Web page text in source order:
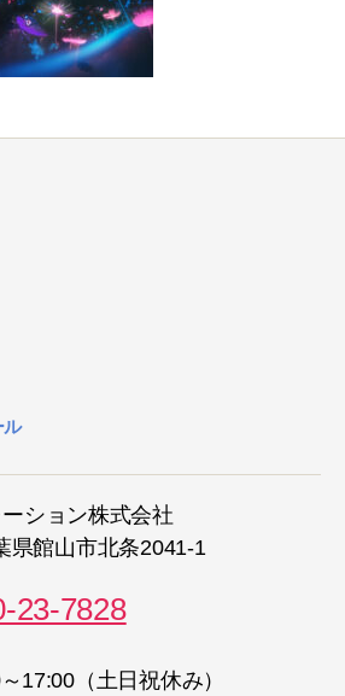
ル
ション株式会社
県館山市北条2041-1
23-7828
17:00（土日祝休み）